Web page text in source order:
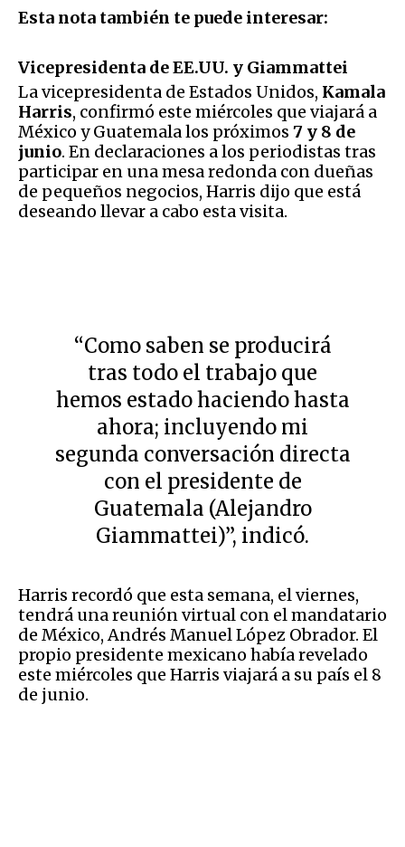
Esta nota también te puede interesar:
Vicepresidenta de EE.UU. y Giammattei
La vicepresidenta de Estados Unidos, Kamala
Harris, confirmó este miércoles que viajará a
México y Guatemala los próximos 7 y 8 de
junio. En declaraciones a los periodistas tras
participar en una mesa redonda con dueñas
de pequeños negocios, Harris dijo que está
deseando llevar a cabo esta visita.
“Como saben se producirá
tras todo el trabajo que
hemos estado haciendo hasta
ahora; incluyendo mi
segunda conversación directa
con el presidente de
Guatemala (Alejandro
Giammattei)”, indicó.
Harris recordó que esta semana, el viernes,
tendrá una reunión virtual con el mandatario
de México, Andrés Manuel López Obrador. El
propio presidente mexicano había revelado
este miércoles que Harris viajará a su país el 8
de junio.